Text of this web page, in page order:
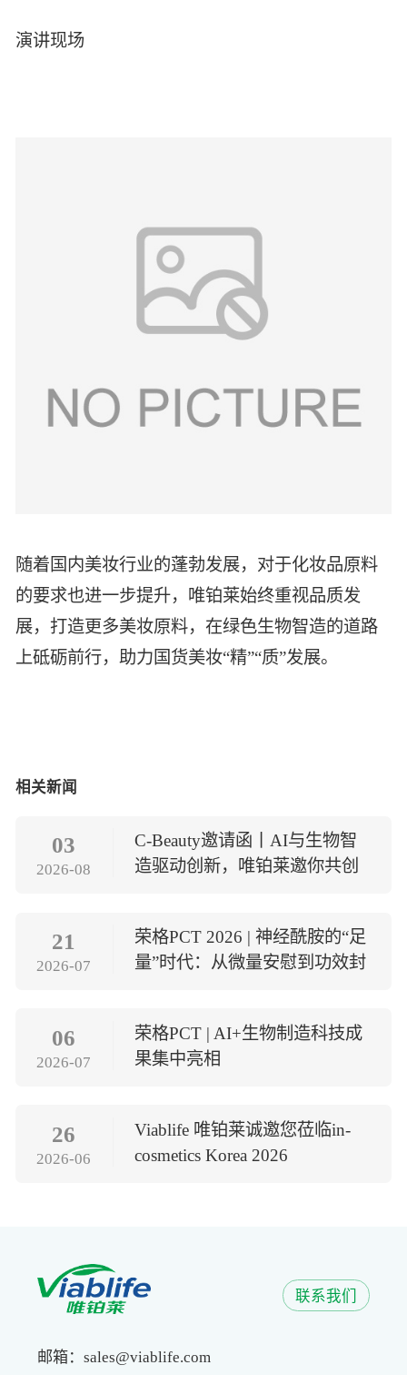
演讲现场
随着国内美妆行业的蓬勃发展，对于化妆品原料
的要求也进一步提升，唯铂莱始终重视品质发
展，打造更多美妆原料，在绿色生物智造的道路
上砥砺前行，助力国货美妆“精”“质”发展。
相关新闻
03
2026-08
C-Beauty邀请函丨AI与生物智
造驱动创新，唯铂莱邀你共创
21
2026-07
荣格PCT 2026 | 神经酰胺的“足
量”时代：从微量安慰到功效封
06
2026-07
荣格PCT | AI+生物制造科技成
果集中亮相
26
2026-06
Viablife 唯铂莱诚邀您莅临in-
cosmetics Korea 2026
联系我们
邮箱：sales@viablife.com